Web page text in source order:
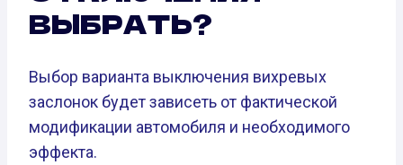
ВЫБРАТЬ?
Выбор варианта выключения вихревых
заслонок будет зависеть от фактической
модификации автомобиля и необходимого
эффекта.